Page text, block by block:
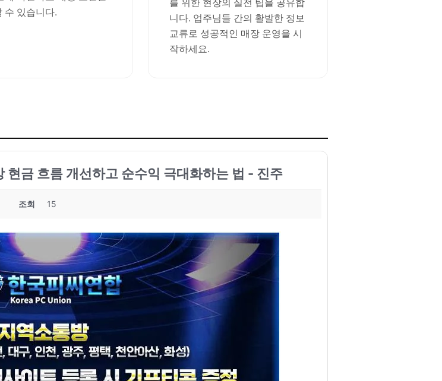
수 있습니다.
를 위한 현장의 실전 팁을 공유합
니다. 업주님들 간의 활발한 정보
교류로 성공적인 매장 운영을 시
작하세요.
금 흐름 개선하고 순수익 극대화하는 법 - 진주
조회 15